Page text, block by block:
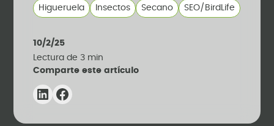
Higueruela Insectos Secano SEO/BirdLife
10/2/25
Lectura de 3 min
Comparte este artículo